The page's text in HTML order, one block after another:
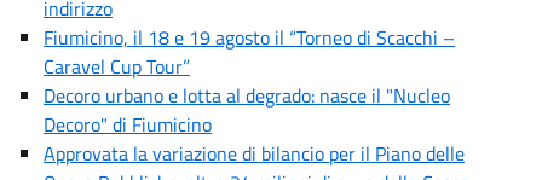
indirizzo
Fiumicino, il 18 e 19 agosto il “Torneo di Scacchi –
Caravel Cup Tour”
Decoro urbano e lotta al degrado: nasce il "Nucleo
Decoro" di Fiumicino
Approvata la variazione di bilancio per il Piano delle